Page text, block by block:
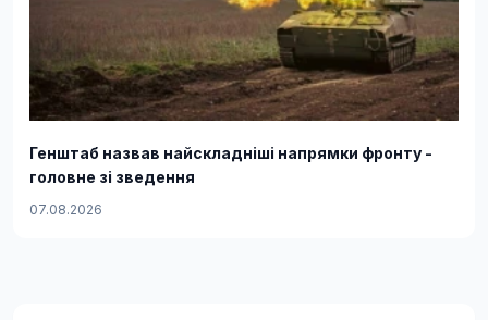
Генштаб назвав найскладніші напрямки фронту -
головне зі зведення
07.08.2026